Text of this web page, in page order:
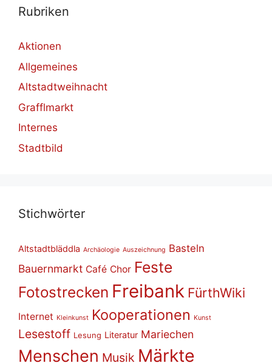
Ru­bri­ken
Aktionen
Allgemeines
Altstadtweihnacht
Grafflmarkt
Internes
Stadtbild
Stich­wör­ter
Altstadtbläddla Archäologie Auszeichnung Basteln
Bauernmarkt Café Chor Feste
Fotostrecken Freibank FürthWiki
Internet Kleinkunst Kooperationen Kunst
Lesestoff Lesung Literatur Mariechen
Menschen Musik Märkte